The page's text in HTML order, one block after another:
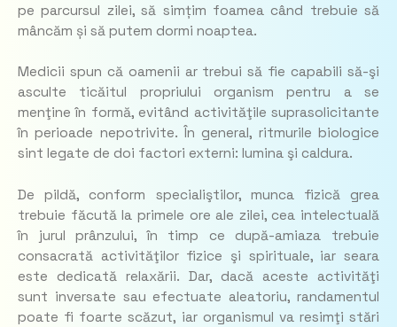
pe parcursul zilei, să simțim foamea când trebuie să
mâncăm și să putem dormi noaptea.
Medicii spun că oamenii ar trebui să fie capabili să-şi
asculte ticăitul propriului organism pentru a se
menţine în formă, evitând activităţile suprasolicitante
în perioade nepotrivite. În general, ritmurile biologice
sint legate de doi factori externi: lumina şi caldura.
De pildă, conform specialiştilor, munca fizică grea
trebuie făcută la primele ore ale zilei, cea intelectuală
în jurul prânzului, în timp ce după-amiaza trebuie
consacrată activităţilor fizice şi spirituale, iar seara
este dedicată relaxării. Dar, dacă aceste activităţi
sunt inversate sau efectuate aleatoriu, randamentul
poate fi foarte scăzut, iar organismul va resimţi stări